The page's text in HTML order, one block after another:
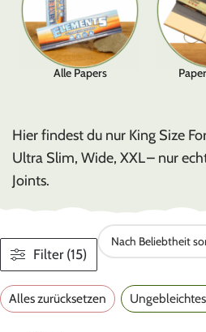
Alle Papers
Hier findest du nur King Size
Ultra Slim, Wide, XXL – nur
Joints.
Filter (15)
Alles zurücksetzen